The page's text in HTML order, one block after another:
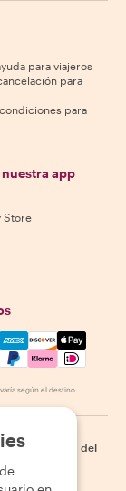
para viajeros
para
para
app
Store
Visa, Amex,
según el destino
Mapa del